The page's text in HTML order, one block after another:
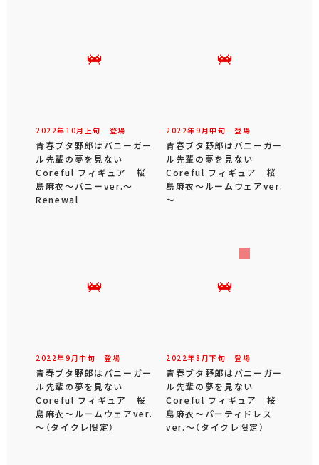
2022年 10月 上旬 登場
青春ブタ野郎はバニーガー
ル先輩の夢を見ない
Coreful フィギュア 桜
島麻衣～バニーver.～
Renewal
2022年9 月中旬 登場
青春ブタ野郎はバニーガー
ル先輩の夢を見ない
Coreful フィギュア 桜
島麻衣～ルームウェアver.
～
2022年9 月中旬 登場
青春ブタ野郎はバニーガー
ル先輩の夢を見ない
Coreful フィギュア 桜
島麻衣～ルームウェアver.
～（タイクレ限定）
2022年8 月下旬 登場
青春ブタ野郎はバニーガー
ル先輩の夢を見ない
Coreful フィギュア 桜
島麻衣～パーティドレス
ver.～（タイクレ限定）